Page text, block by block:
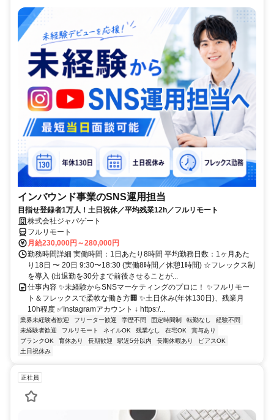
インバウンド事業のSNS運用担当
目指せ登録者1万人！土日祝休／平均残業12h／フルリモート
株式会社ジャパゲート
フルリモート
月給230,000円～280,000円
勤務時間詳細 実働時間：1日あたり8時間 平均勤務日数：1ヶ月あた
り18日 〜 20日 9:30〜18:30 (実働8時間／休憩1時間) ☆フレックス制
を導入 (出退勤を30分まで前後させることが...
仕事内容 ✨未経験からSNSマーケティングのプロに！ ✨フルリモー
ト＆フレックスで柔軟な働き方🏢 ✨土日休み(年休130日)、残業月
10h程度 ✅Instagramアカウント ↓ https:/...
業界未経験者歓迎 フリーター歓迎 学歴不問 固定時間制 転勤なし
経験不問
未経験者歓迎
フルリモート ネイルOK 残業なし 在宅OK
賞与あり
ブランクOK
育休あり 長期歓迎 駅近5分以内 長期休暇あり
ピアスOK
土日祝休み
正社員